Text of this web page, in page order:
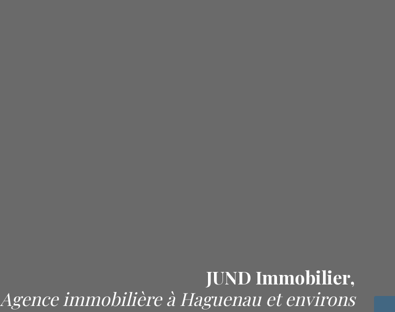
JUND Immobilier,
Agence immobilière à Haguenau et environs